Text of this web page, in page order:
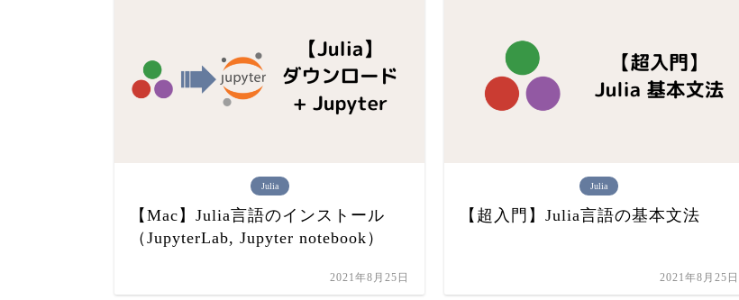
Julia
【Mac】Julia言語のインストール
（JupyterLab, Jupyter notebook）
2021年8月25日
Julia
【超入門】Julia言語の基本文法
2021年8月25日